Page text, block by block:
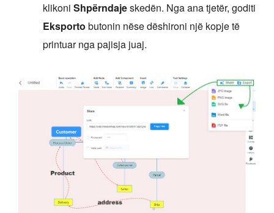
klikoni Shpërndajeskedën. Nga ana tjetër, goditi
Eksporto butonin nëse dëshironi një kopje të
printuar nga pajisja juaj.